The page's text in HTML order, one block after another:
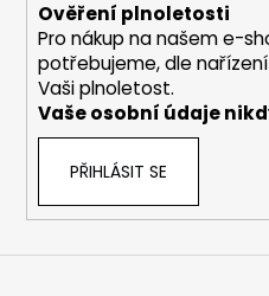
Ověření plnoletosti
Pro nákup na našem e-
potřebujeme, dle
Vaši plnoletost.
Vaše osobní údaje
PŘIHLÁSIT SE